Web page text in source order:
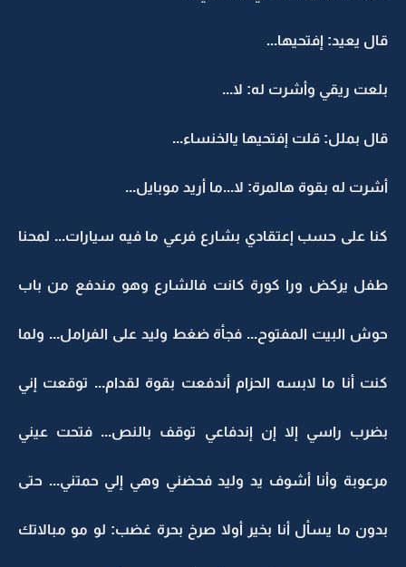
قال يعيد: إفتحيها...
بلعت ريقي وأشرت له: لا...
قال بملل: قلت إفتحيها يالخنساء...
أشرت له بقوة هالمرة: لا...ما أريد موبايل...
كنا على حسب إعتقادي بشارع فرعي ما فيه سيارات... لمحنا
طفل يركض ورا كورة كانت فالشارع وهو مندفع من باب
حوش البيت المفتوح... فجأة ضغط وليد على الفرامل... ولما
كنت أنا ما لابسه الحزام أندفعت بقوة لقدام... توقعت إني
بضرب راسي إلا إن إندفاعي توقف بالنص... فتحت عيني
مرعوبة وأنا أشوف يد وليد فحضني وهي إلي حمتني... حتى
بدون ما يسأل أنا بخير أولا صرخ بحرة غضب: لو مو مبالاتك